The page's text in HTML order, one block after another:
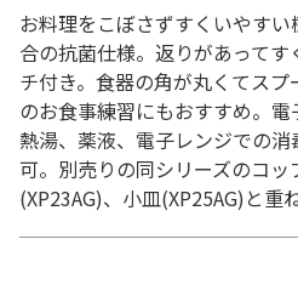
お料理をこぼさずすくいやす
合の抗菌仕様。返りがあって
チ付き。食器の角が丸くてス
のお食事練習にもおすすめ。電
熱湯、薬液、電子レンジでの
可。別売りの同シリーズのコッ
(XP23AG)、小皿(XP25AG)と重